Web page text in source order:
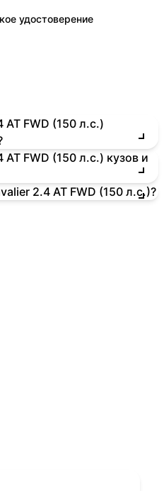
удостоверение
FWD (150 л.с.)
FWD (150 л.с.) кузов и
2.4 AT FWD (150 л.с.)?